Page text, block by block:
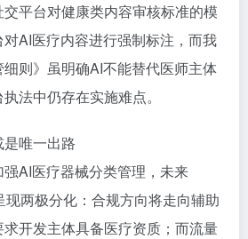
平台对健康类内容审核标准的模
AI医疗内容进行强制标注，而我
则》虽明确AI不能替代医师主体
法中仍存在实施难点。
唯一出路
AI医疗器械分类管理，未来
现两极分化：合规方向将走向辅助
开发主体具备医疗资质；而流量